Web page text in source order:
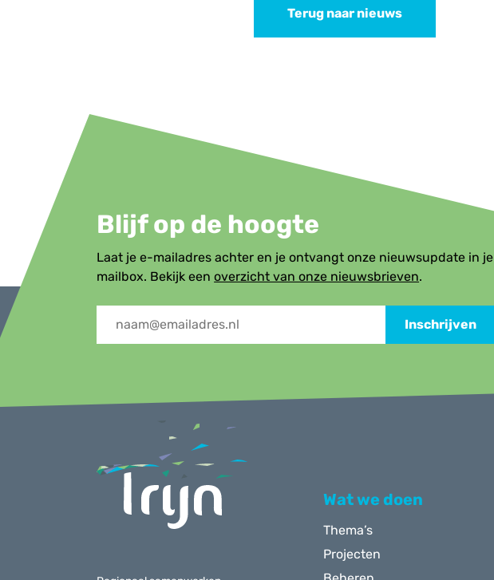
Terug naar nieuws
Blijf op de hoogte
Laat je e-mailadres achter en je ontvangt onze nieuwsupdate in je
mailbox. Bekijk eenoverzicht van onze nieuwsbrieven.
Inschrijven
Wat we doen
Thema’s
Projecten